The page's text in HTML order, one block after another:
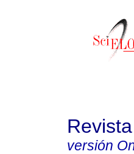
versión